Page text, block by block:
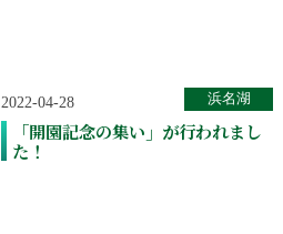
2022-04-28
「開園記念の集い」が行われまし
た！
浜名湖